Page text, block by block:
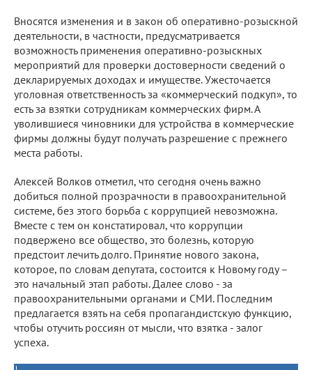
Вносятся изменения и в закон об оперативно-розыскной
деятельности, в частности, предусматривается
возможность применения оперативно-розыскных
мероприятий для проверки достоверности сведений о
декларируемых доходах и имуществе. Ужесточается
уголовная ответственность за «коммерческий подкуп», то
есть за взятки сотрудникам коммерческих фирм. А
уволившиеся чиновники для устройства в коммерческие
фирмы должны будут получать разрешение с прежнего
места работы.
Алексей Волков отметил, что сегодня очень важно
добиться полной прозрачности в правоохранительной
системе, без этого борьба с коррупцией невозможна.
Вместе с тем он констатировал, что коррупции
подвержено все общество, это болезнь, которую
предстоит лечить долго. Принятие нового закона,
которое, по словам депутата, состоится к Новому году –
это начальный этап работы. Далее слово - за
правоохранительными органами и СМИ. Последним
предлагается взять на себя пропагандистскую функцию,
чтобы отучить россиян от мысли, что взятка - залог
успеха.